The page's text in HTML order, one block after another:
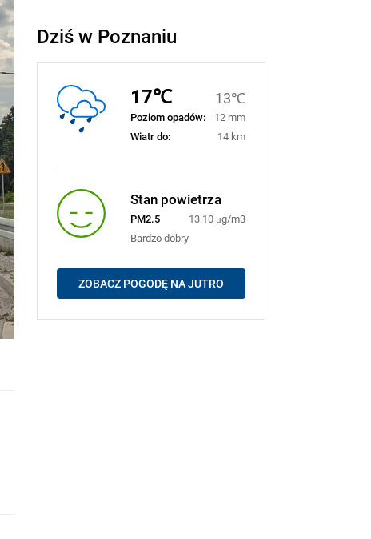
Dziś w Poznaniu
17℃ 13℃
Poziom opadów:
12 mm
Wiatr do:
14 km
Stan powietrza
PM2.5
13.10 μg/m3
Bardzo dobry
ZOBACZ POGODĘ NA JUTRO